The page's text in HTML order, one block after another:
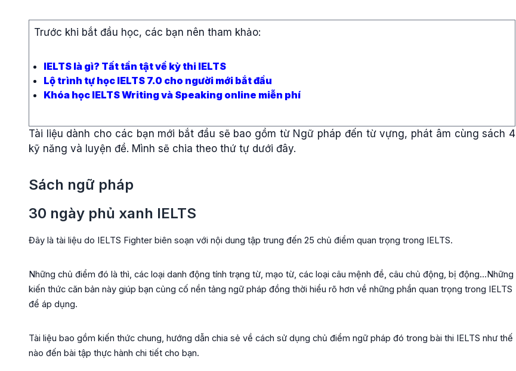
Trước khi bắt đầu học, các bạn nên tham khảo:
IELTS là gì? Tất tần tật về kỳ thi IELTS
Lộ trình tự học IELTS 7.0 cho người mới bắt đầu
Khóa học IELTS Writing và Speaking online miễn phí
Tài liệu dành cho các bạn mới bắt đầu sẽ bao gồm từ Ngữ pháp đến từ vựng, phát âm cùng sách 4
kỹ năng và luyện đề. Mình sẽ chia theo thứ tự dưới đây.
Sách ngữ pháp
30 ngày phủ xanh IELTS
Đây là tài liệu do IELTS Fighter biên soạn với nội dung tập trung đến 25 chủ điểm quan trọng trong IELTS.
Những chủ điểm đó là thì, các loại danh động tính trạng từ, mạo từ, các loại câu mệnh đề, câu chủ động, bị động...Những
kiến thức căn bản này giúp bạn củng cố nền tảng ngữ pháp đồng thời hiểu rõ hơn về những phần quan trọng trong IELTS
để áp dụng.
Tài liệu bao gồm kiến thức chung, hướng dẫn chia sẻ về cách sử dụng chủ điểm ngữ pháp đó trong bài thi IELTS như thế
nào đến bài tập thực hành chi tiết cho bạn.